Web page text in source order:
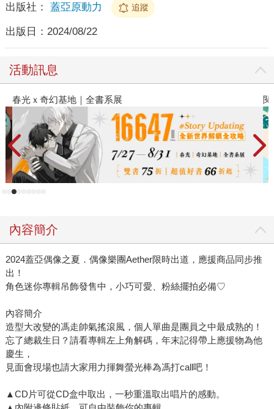
出版社： 蓋亞原動力 追蹤
出版日： 2024/08/22
活動訊息
春光ｘ奇幻基地｜全書系展
內容簡介
2024蓋亞偶像之夏．偶像樂團Aether限時出道，應援商品同步推
出！
角色迷你專輯吊飾發售中，小巧可愛、粉絲擺拍必備♡
內容簡介
造型大改變的馮走帥氣搖滾風，個人單曲是團員之中最成熟的！
忘了總裁生日？請看專輯左上角解碼，年末記得帶上應援物為他
慶生，
見面會現場也請大家用力揮舞螢光棒為馮打call吧！
▲CD片可從CD盒中取出，一秒重溫取出唱片的感動。